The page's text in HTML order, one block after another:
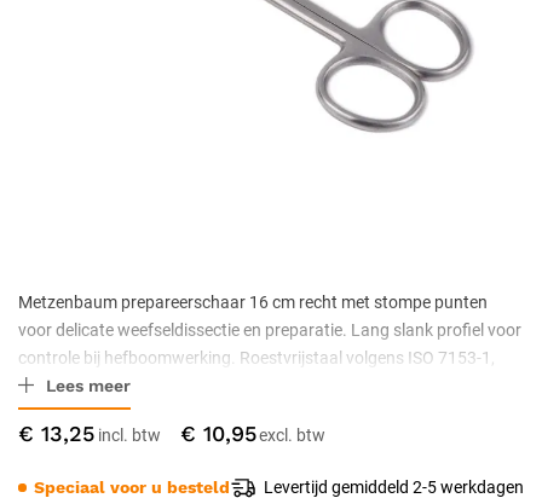
€ 13,25 € 10,95
Speciaal voor u besteld Levertijd gemiddeld 2-5 werkdagen
Metzenbaum prepareerschaar 16 cm recht met stompe punten
voor delicate weefseldissectie en preparatie. Lang slank profiel voor
controle bij hefboomwerking. Roestvrijstaal volgens ISO 7153-1,
niet-steriel geleverd, autoclaveerbaar bij 134 °C.
Lees meer